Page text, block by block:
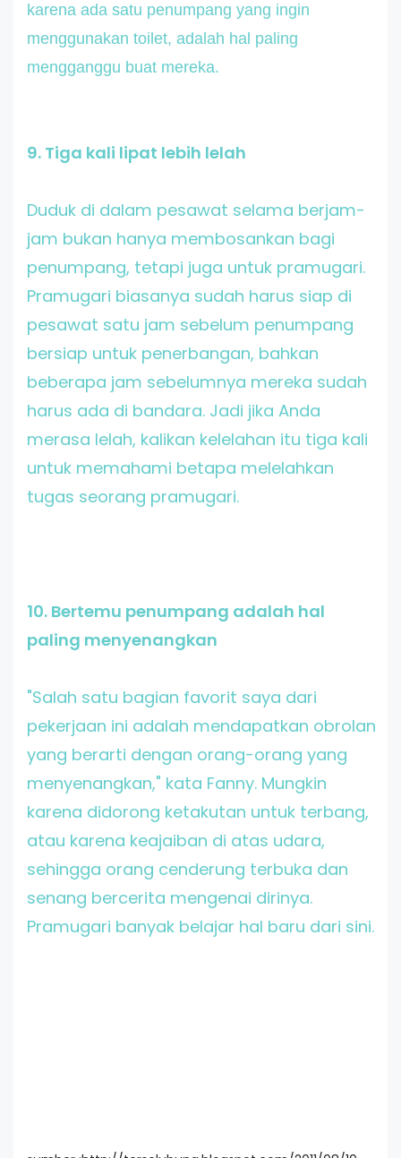
karena ada satu penumpang yang ingin
menggunakan toilet, adalah hal paling
mengganggu buat mereka.
9. Tiga kali lipat lebih lelah
Duduk di dalam pesawat selama berjam-
jam bukan hanya membosankan bagi
penumpang, tetapi juga untuk pramugari.
Pramugari biasanya sudah harus siap di
pesawat satu jam sebelum penumpang
bersiap untuk penerbangan, bahkan
beberapa jam sebelumnya mereka sudah
harus ada di bandara. Jadi jika Anda
merasa lelah, kalikan kelelahan itu tiga kali
untuk memahami betapa melelahkan
tugas seorang pramugari.
10. Bertemu penumpang adalah hal
paling menyenangkan
"Salah satu bagian favorit saya dari
pekerjaan ini adalah mendapatkan obrolan
yang berarti dengan orang-orang yang
menyenangkan," kata Fanny. Mungkin
karena didorong ketakutan untuk terbang,
atau karena keajaiban di atas udara,
sehingga orang cenderung terbuka dan
senang bercerita mengenai dirinya.
Pramugari banyak belajar hal baru dari sini.